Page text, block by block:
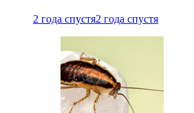
2 года спустя2 года спустя